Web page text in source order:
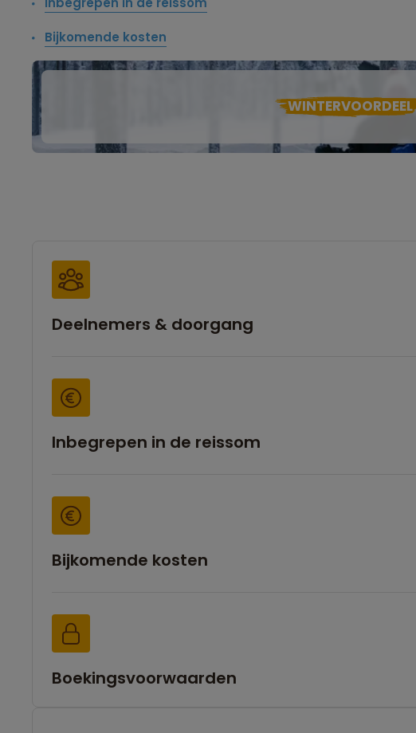
Bijkomende kosten
WINTERVOORDEEL
Deelnemers & doorgang
Inbegrepen in de reissom
Bijkomende kosten
Boekingsvoorwaarden